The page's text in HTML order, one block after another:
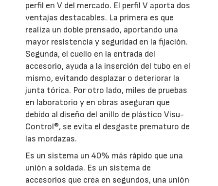
perfil en V del mercado. El perfil V aporta dos
ventajas destacables. La primera es que
realiza un doble prensado, aportando una
mayor resistencia y seguridad en la fijación.
Segunda, el cuello en la entrada del
accesorio, ayuda a la inserción del tubo en el
mismo, evitando desplazar o deteriorar la
junta tórica. Por otro lado, miles de pruebas
en laboratorio y en obras aseguran que
debido al diseño del anillo de plástico Visu-
Control®, se evita el desgaste prematuro de
las mordazas.
Es un sistema un 40% más rápido que una
unión a soldada. Es un sistema de
accesorios que crea en segundos, una unión